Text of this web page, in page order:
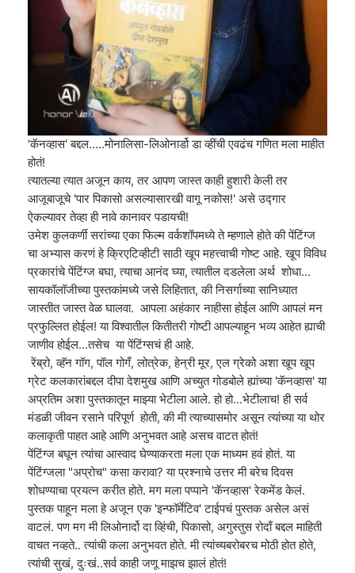
'कॅनव्हास' बद्दल.....मोनालिसा-लिओनार्डो डा व्हींची एवढंच गणित मला माहीत
होतं!
त्यातल्या त्यात अजून काय, तर आपण जास्त काही हुशारी केली तर
आजूबाजूचे 'पार पिकासो असल्यासारखी वागू नकोस!' असे उद्गार
ऐकल्यावर तेव्हा ही नावे कानावर पडायची!
उमेश कुलकर्णी सरांच्या एका फिल्म वर्कशॉपमध्ये ते म्हणाले होते की पेंटिंग्ज
चा अभ्यास करणं हे क्रिएटिव्हीटी साठी खूप महत्त्वाची गोष्ट आहे. खूप विविध
प्रकारांचे पेंटिंग्ज बघा, त्याचा आनंद घ्या, त्यातील दडलेला अर्थ शोधा...
सायकॉलॉजीच्या पुस्तकांमध्ये जसे लिहितात, की निसर्गाच्या सानिध्यात
जास्तीत जास्त वेळ घालवा. आपला अहंकार नाहीसा होईल आणि आपलं मन
प्रफुल्लित होईल! या विश्वातील कितीतरी गोष्टी आपल्याहून भव्य आहेत ह्याची
जाणीव होईल...तसेच या पेंटिंग्सचं ही आहे.
रेंब्रो, व्हॅन गॉग, पॉल गोगँ, लोत्रेक, हेन्री मूर, एल ग्रेको अशा खूप खूप
ग्रेट कलकारांबद्दल दीपा देशमुख आणि अच्युत गोडबोले ह्यांच्या 'कॅनव्हास' या
अप्रतिम अशा पुस्तकातून माझ्या भेटीला आले. हो हो...भेटीलाच! ही सर्व
मंडळी जीवन रसाने परिपूर्ण होती, की मी त्याच्यासमोर असून त्यांच्या या थोर
कलाकृती पाहत आहे आणि अनुभवत आहे असच वाटत होतं!
पेंटिंग्ज बघून त्यांचा आस्वाद घेण्याकरता मला एक माध्यम हवं होतं. या
पेंटिंग्जला "अप्रोच" कसा करावा? या प्रश्नाचे उत्तर मी बरेच दिवस
शोधण्याचा प्रयत्न करीत होते. मग मला पप्पाने 'कॅनव्हास' रेकमेंड केलं.
पुस्तक पाहून मला हे अजून एक 'इन्फॉर्मेटिव' टाईपचं पुस्तक असेल असं
वाटलं. पण मग मी लिओनार्दो दा व्हिंची, पिकासो, अगुस्तुस रोदाँ बद्दल माहिती
वाचत नव्हते.. त्यांची कला अनुभवत होते. मी त्यांच्यबरोबरच मोठी होत होते,
त्यांची सुखं, दुःखं..सर्व काही जणू माझच झालं होतं!